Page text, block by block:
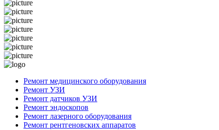
Ремонт медицинского оборудования
Ремонт УЗИ
Ремонт датчиков УЗИ
Ремонт эндоскопов
Ремонт лазерного оборудования
Ремонт рентгеновских аппаратов